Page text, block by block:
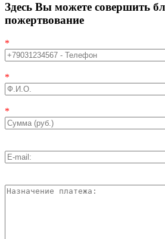
Здесь Вы можете совершить
пожертвование
*
*
*